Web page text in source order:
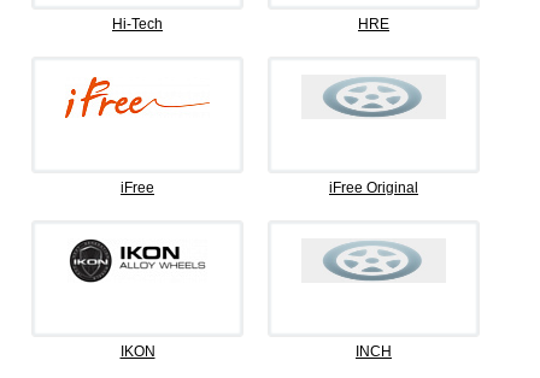
Hi-Tech HRE
iFree iFree Original
IKON INCH